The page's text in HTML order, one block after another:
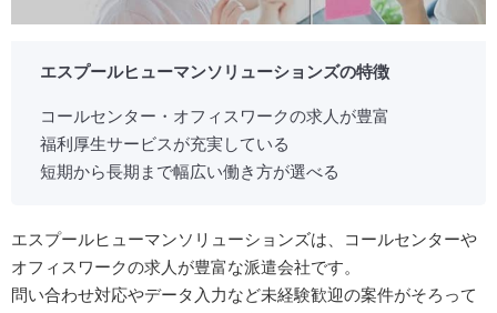
エスプールヒューマンソリューションズの特徴
コールセンター・オフィスワークの求人が豊富
福利厚生サービスが充実している
短期から長期まで幅広い働き方が選べる
エスプールヒューマンソリューションズは、コールセンターや
オフィスワークの求人が豊富な派遣会社です。
問い合わせ対応やデータ入力など未経験歓迎の案件がそろって